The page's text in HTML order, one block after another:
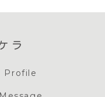
ラ
Profile